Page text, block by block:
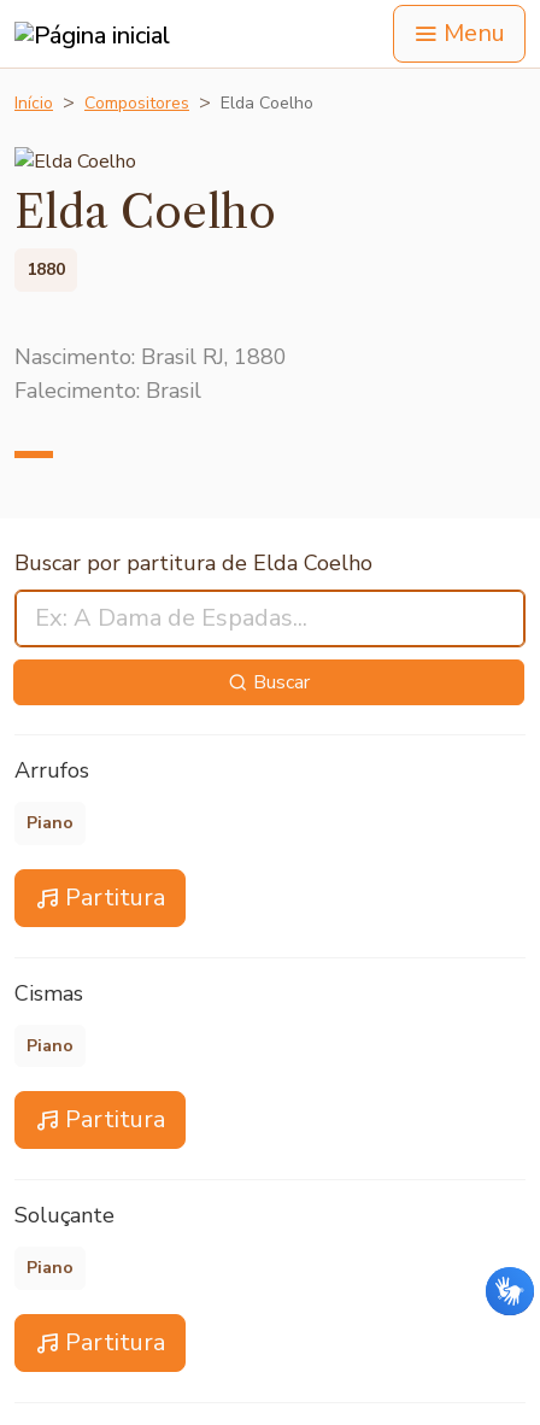
Menu
Início Compositores Elda Coelho
Elda Coelho
1880
Nascimento: Brasil RJ, 1880
Falecimento: Brasil
Buscar por partitura de Elda Coelho
Buscar
Arrufos
Piano
Partitura
Cismas
Piano
Partitura
Soluçante
Piano
Partitura